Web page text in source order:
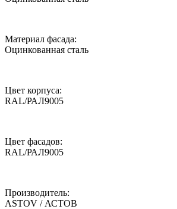
Материал фасада:
Оцинкованная сталь
Цвет корпуса:
RAL/РАЛ9005
Цвет фасадов:
RAL/РАЛ9005
Производитель:
ASTOV / АСТОВ